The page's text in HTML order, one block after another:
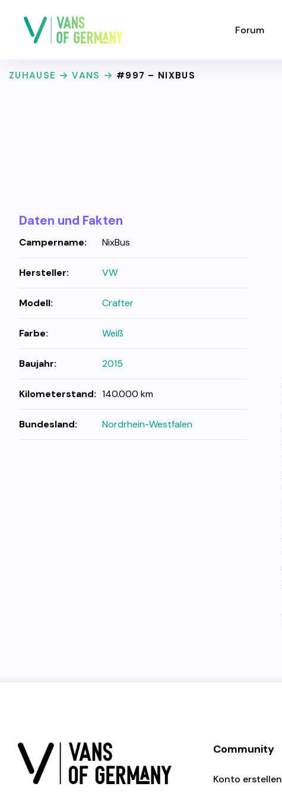
Forum
ZUHAUSE VANS #997 – NIXBUS
Daten und Fakten
Campername: NixBus
Hersteller: VW
Modell: Crafter
Farbe: Weiß
Baujahr: 2015
Kilometerstand: 140.000 km
Bundesland: Nordrhein-Westfalen
Community
Konto erstellen